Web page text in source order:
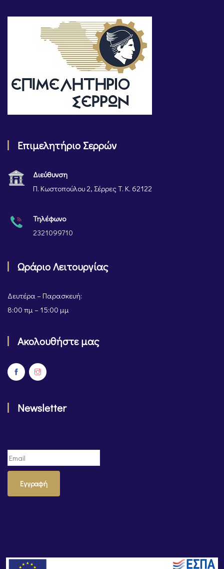
Επιμελητήριο Σερρών
Διεύθυνση
Π. Κωστοπούλου 2, Σέρρες Τ. Κ. 62122
Τηλέφωνο
2321099710
Ωράριο Λειτουργίας
Δευτέρα – Παρασκευή:
8:00 πμ – 15:00 μμ
Ακολουθήστε μας
Newsletter
Εγγραφή